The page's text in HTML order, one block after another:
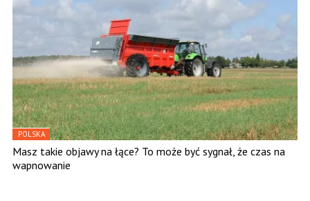
POLSKA
Masz takie objawy na łące? To może być sygnał, że czas na
wapnowanie